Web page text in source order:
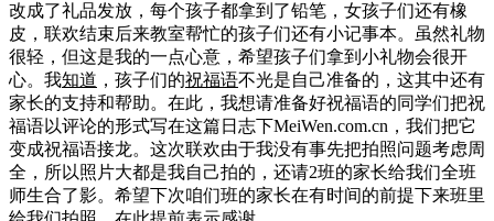
改成了礼品发放，每个孩子都拿到了铅笔，女孩子们还有橡
皮，联欢结束后来教室帮忙的孩子们还有小记事本。虽然礼物
很轻，但这是我的一点心意，希望孩子们拿到小礼物会很开
心。我知道 ，孩子们的祝福语不光是自己准备的，这其中还有
家长的支持和帮助。在此，我想请准备好祝福语的同学们把祝
福语以评论的形式写在这篇日志下MeiWen.com.cn，我们把它
变成祝福语接龙。这次联欢由于我没有事先把拍照问题考虑周
全，所以照片大都是我自己拍的，还请2班的家长给我们全班
师生合了影。希望下次咱们班的家长在有时间的前提下来班里